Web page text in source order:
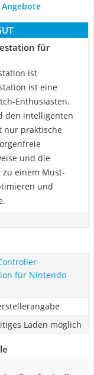
für
ist
ist eine
Enthusiasten.
den intelligenten
nur praktische
und die
einem Must-
und
für Nintendo
Laden möglich